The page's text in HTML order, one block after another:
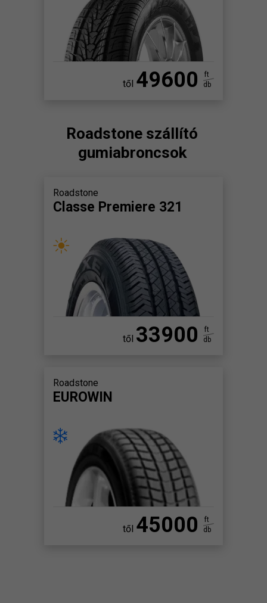
től 49600
ft
db
Roadstone szállító
gumiabroncsok
Roadstone
Classe Premiere 321
től 33900
ft
db
Roadstone
EUROWIN
től 45000
ft
db